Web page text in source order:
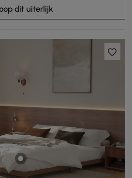
dit uiterlijk